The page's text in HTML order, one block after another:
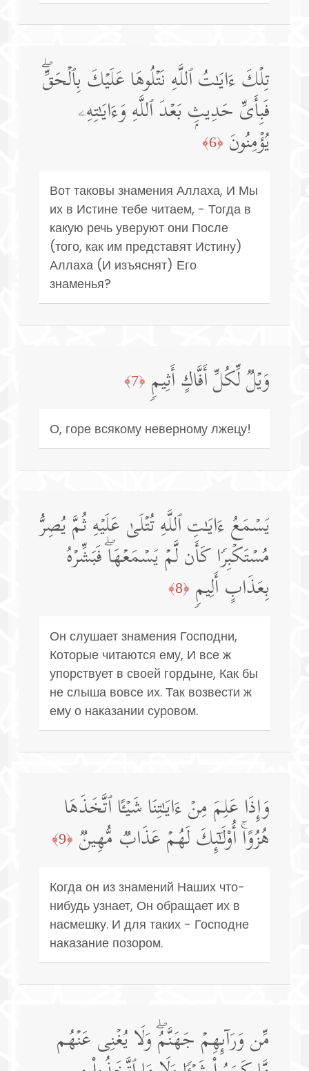
تِلۡكَ ءَایَـٰتُ ٱللَّهِ نَتۡلُوهَا عَلَیۡكَ بِٱلۡحَقِّۖ
فَبِأَیِّ حَدِیثِۭ بَعۡدَ ٱللَّهِ وَءَایَـٰتِهِۦ
یُؤۡمِنُونَ ﴿6﴾
Вот таковы знамения Аллаха, И Мы
их в Истине тебе читаем, - Тогда в
какую речь уверуют они После
(того, как им представят Истину)
Аллаха (И изъяснят) Его
знаменья?
وَیۡلࣱ لِّكُلِّ أَفَّاكٍ أَثِیمࣲ ﴿7﴾
О, горе всякому неверному лжецу!
یَسۡمَعُ ءَایَـٰتِ ٱللَّهِ تُتۡلَىٰ عَلَیۡهِ ثُمَّ یُصِرُّ
مُسۡتَكۡبِرࣰا كَأَن لَّمۡ یَسۡمَعۡهَاۖ فَبَشِّرۡهُ
بِعَذَابٍ أَلِیمࣲ ﴿8﴾
Он слушает знамения Господни,
Которые читаются ему, И все ж
упорствует в своей гордыне, Как бы
не слыша вовсе их. Так возвести ж
ему о наказании суровом.
وَإِذَا عَلِمَ مِنۡ ءَایَـٰتِنَا شَیۡـًٔا ٱتَّخَذَهَا
هُزُوًاۚ أُو۟لَـٰۤىِٕكَ لَهُمۡ عَذَابࣱ مُّهِینࣱ ﴿9﴾
Когда он из знамений Наших что-
нибудь узнает, Он обращает их в
насмешку. И для таких - Господне
наказание позором.
مِّن وَرَاۤىِٕهِمۡ جَهَنَّمُۖ وَلَا یُغۡنِی عَنۡهُم